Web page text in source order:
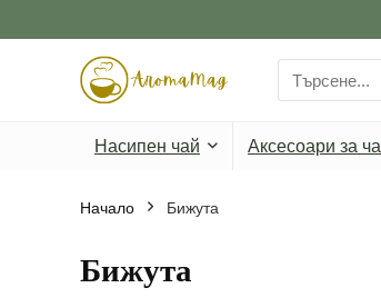
Search
for:
Насипен чай Аксесоари за
Начало Бижута
Бижута